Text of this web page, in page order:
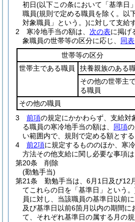
初日(以下この条において「基準日
職員(規則で定める職員を除く。以
対象職員」という。)に対して支給
2
寒冷地手当の額は、 次の表に掲げ
象職員の世帯等の区分に応じ、 同表
世帯等の区分
世帯主である職員
扶養親族のある
その他の世帯主
る職員
その他の職員
3
前項の規定にかかわらず、支給対
る職員の寒冷地手当の額は、 同項
い範囲内で、規則で定める額とする
4
前2項に規定するもののほか、寒
方法その他支給に関し必要な事項は
第20条
削除
(勤勉手当)
第21条
勤勉手当は、6月1日及び12
てこれらの日を「基準日」という
員に対し、当該職員の基準日以前
及び基準日以前6箇月以内の期間に
て、それぞれ基準日の属する月の